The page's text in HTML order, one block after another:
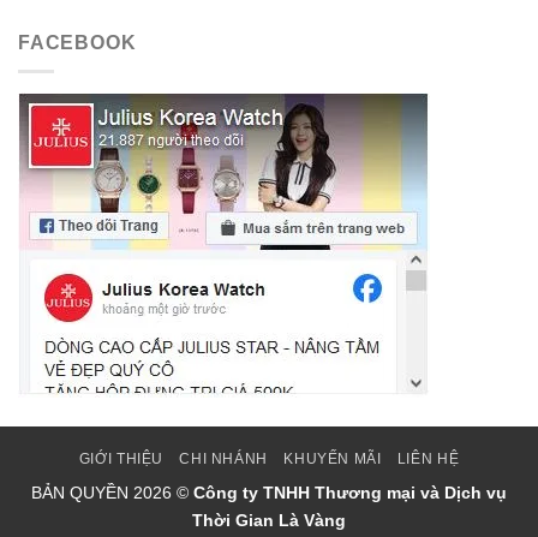
FACEBOOK
GIỚI THIỆU CHI NHÁNH KHUYẾN MÃI LIÊN HỆ
BẢN QUYỀN 2026 © Công ty TNHH Thương mại và Dịch vụ
Thời Gian Là Vàng